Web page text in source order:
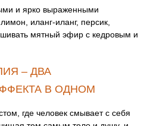
и ярко выраженными
иланг-иланг, персик,
мятный эфир с кедровым и
– ДВА
В ОДНОМ
где человек смывает с себя